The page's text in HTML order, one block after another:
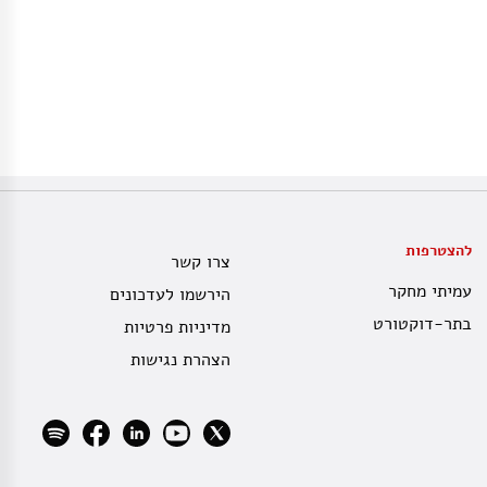
להצטרפות
עמיתי מחקר
בתר-דוקטורט
צרו קשר
הירשמו לעדכונים
מדיניות פרטיות
הצהרת נגישות